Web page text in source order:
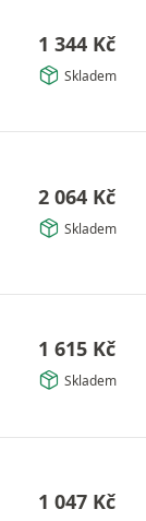
1 344 Kč
Skladem
2 064 Kč
Skladem
1 615 Kč
Skladem
1 047 Kč